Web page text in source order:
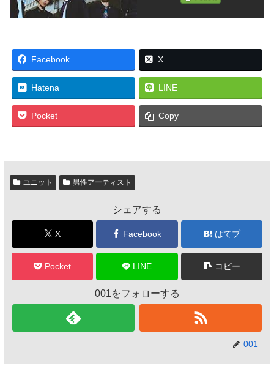
Facebook X
Hatena LINE
Pocket Copy
ユニット 男性アーティスト
シェアする
X Facebook はてブ
Pocket LINE コピー
001をフォローする
001